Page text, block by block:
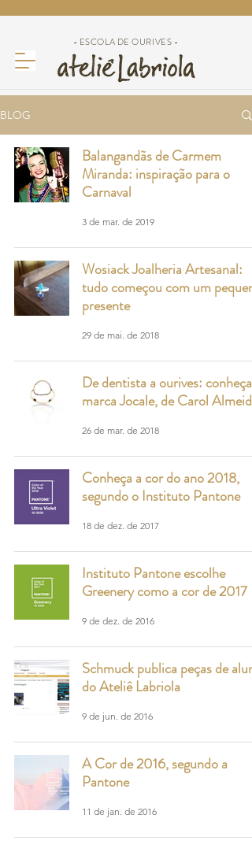
- ESCOLA DE OURIVES -
BLOG
Balangandãs de Carmem
Miranda: inspiração para o
Carnaval
3 de mar. de 2019
Wosiack Joalheria Artesanal:
tudo começou com um pequeno
presente
29 de mai. de 2018
De dentista a ourives: conheça a
marca Jocale, de Carol Almeida
26 de mar. de 2018
Conheça a cor do ano 2018,
segundo o Instituto Pantone
18 de dez. de 2017
Instituto Pantone escolhe
Greenery como a cor de 2017
9 de dez. de 2016
Schmuck publica peças de aluna
do Ateliê Labriola
9 de jun. de 2016
A Cor de 2016, segundo a
Pantone
11 de jan. de 2016